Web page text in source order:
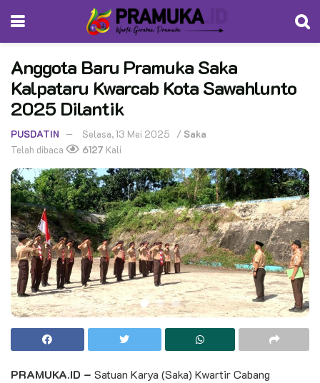
Anggota Baru Pramuka Saka
Kalpataru Kwarcab Kota Sawahlunto
2025 Dilantik
PUSDATIN Selasa, 13 Mei 2025 / Saka
Telah dibaca
6127 Kali
PRAMUKA.ID – Satuan Karya (Saka) Kwartir Cabang